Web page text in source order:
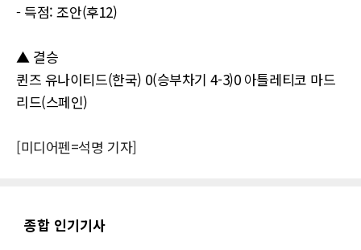
- 득점: 조안(후12)
▲ 결승
퀸즈 유나이티드(한국) 0(승부차기 4-3)0 아틀레티코 마드
리드(스페인)
[미디어펜=석명 기자]
종합 인기기사